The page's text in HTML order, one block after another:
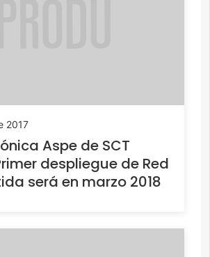
2017
Aspe de SCT
despliegue de Red
será en marzo 2018